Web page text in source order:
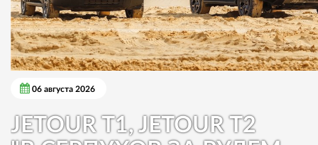
06 августа 2026
JETOUR T1, JETOUR T2